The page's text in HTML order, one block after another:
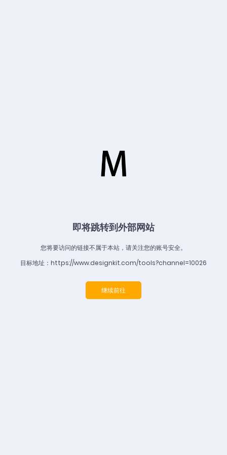
即将跳转到外部网站
您将要访问的链接不属于本站，请关注您的账号安全。
目标地址：https://www.designkit.com/tools?channel=10026
继续前往